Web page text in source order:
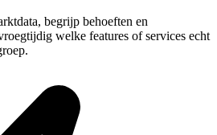
begrijp behoeften en
welke features of services echt